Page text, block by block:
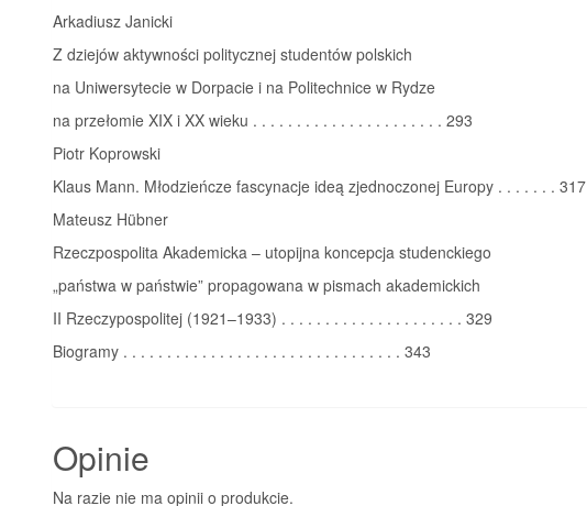
Arkadiusz Janicki
Z dziejów aktywności politycznej studentów polskich
na Uniwersytecie w Dorpacie i na Politechnice w Rydze
na przełomie XIX i XX wieku . . . . . . . . . . . . . . . . . . . . . . 293
Piotr Koprowski
Klaus Mann. Młodzieńcze fascynacje ideą zjednoczonej Europy . . . . . . . 317
Mateusz Hübner
Rzeczpospolita Akademicka – utopijna koncepcja studenckiego
„państwa w państwie” propagowana w pismach akademickich
II Rzeczypospolitej (1921–1933) . . . . . . . . . . . . . . . . . . . . . 329
Biogramy . . . . . . . . . . . . . . . . . . . . . . . . . . . . . . . . 343
Opinie
Na razie nie ma opinii o produkcie.